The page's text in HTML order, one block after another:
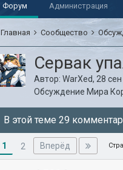
Форум Администрация
Главная Сообщество
Сервак
Автор:WarXed, 28
Обсуждение Мира
В этой теме 29
1 2 Вперёд